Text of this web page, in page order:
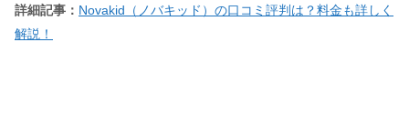
詳細記事： Novakid（ノバキッド）の口コミ評判は？料金も詳しく
解説！